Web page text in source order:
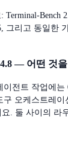
Bench
그리고 동일한
— 어떤 것
전트 작업에는
오케스트레이
. 둘 사이의 라